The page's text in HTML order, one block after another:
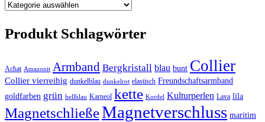
Produkt Schlagwörter
Achat Amazonit Armband Bergkristall blau bunt Collier
Collier vierreihig dunkelblau dunkelrot elastisch Freundschaftsarmband
goldfarben grün hellblau Karneol kette Kordel Kulturperlen Lava lila
MagnetschließeMagnetverschluss maritim